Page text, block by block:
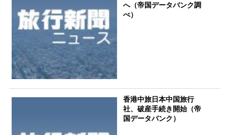
へ（帝国データバンク調
べ）
香港中旅日本中国旅行
社、破産手続き開始（帝
国データバンク）